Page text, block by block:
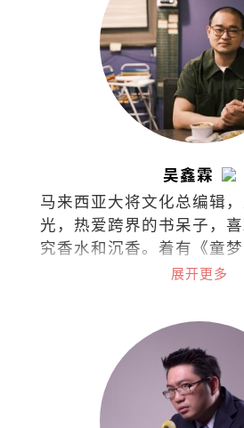
吴鑫霖
马来西亚大将文化总编辑
光，热爱跨界的书呆子，
究香水和沉香。着有《童
华光》和《不愁此时春光
展开更多